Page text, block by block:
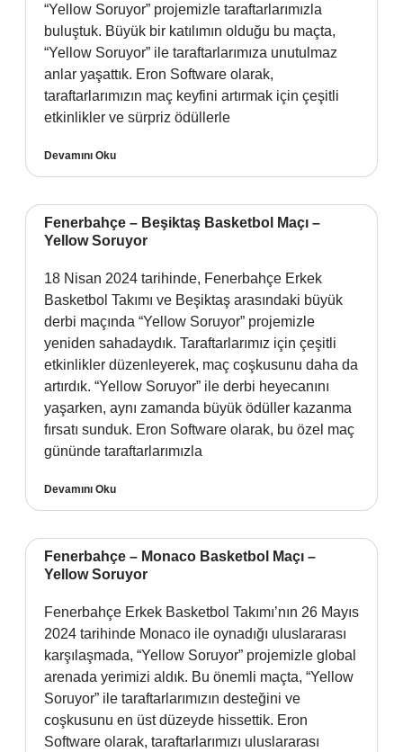
“Yellow Soruyor” projemizle taraftarlarımızla
buluştuk. Büyük bir katılımın olduğu bu maçta,
“Yellow Soruyor” ile taraftarlarımıza unutulmaz
anlar yaşattık. Eron Software olarak,
taraftarlarımızın maç keyfini artırmak için çeşitli
etkinlikler ve sürpriz ödüllerle
Devamını Oku
Fenerbahçe – Beşiktaş Basketbol Maçı –
Yellow Soruyor
18 Nisan 2024 tarihinde, Fenerbahçe Erkek
Basketbol Takımı ve Beşiktaş arasındaki büyük
derbi maçında “Yellow Soruyor” projemizle
yeniden sahadaydık. Taraftarlarımız için çeşitli
etkinlikler düzenleyerek, maç coşkusunu daha da
artırdık. “Yellow Soruyor” ile derbi heyecanını
yaşarken, aynı zamanda büyük ödüller kazanma
fırsatı sunduk. Eron Software olarak, bu özel maç
gününde taraftarlarımızla
Devamını Oku
Fenerbahçe – Monaco Basketbol Maçı –
Yellow Soruyor
Fenerbahçe Erkek Basketbol Takımı’nın 26 Mayıs
2024 tarihinde Monaco ile oynadığı uluslararası
karşılaşmada, “Yellow Soruyor” projemizle global
arenada yerimizi aldık. Bu önemli maçta, “Yellow
Soruyor” ile taraftarlarımızın desteğini ve
coşkusunu en üst düzeyde hissettik. Eron
Software olarak, taraftarlarımızı uluslararası